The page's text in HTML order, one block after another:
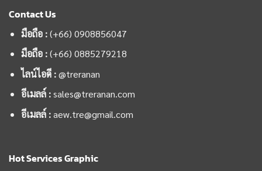
Hot Services Graphic
Contact Us
มือถือ :(+66) 0908856047
มือถือ : (+66) 0885279218
ไลน์ไอดี :@treranan
อีเมลล์ :sales@treranan.com
อีเมลล์ :aew.tre@gmail.com